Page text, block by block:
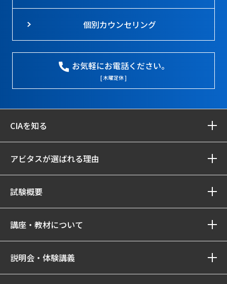
個別カウンセリング
お気軽にお電話ください。
[ 木曜定休 ]
CIAを知る
アビタスが選ばれる理由
試験概要
講座・教材について
説明会・体験講義